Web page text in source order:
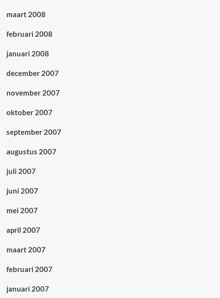
maart 2008
februari 2008
januari 2008
december 2007
november 2007
oktober 2007
september 2007
augustus 2007
juli 2007
juni 2007
mei 2007
april 2007
maart 2007
februari 2007
januari 2007